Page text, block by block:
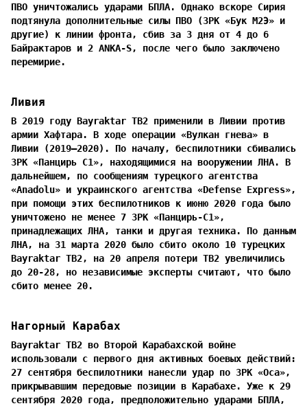
ПВО уничтожались ударами БПЛА. Однако вскоре Сирия
подтянула дополнительные силы ПВО (ЗРК «Бук М2Э» и
другие) к линии фронта, сбив за 3 дня от 4 до 6
Байрактаров и 2 ANKA-S, после чего было заключено
перемирие.
Ливия
В 2019 году Bayraktar TB2 применили в Ливии против
армии Хафтара. В ходе операции «Вулкан гнева» в
Ливии (2019—2020). По началу, беспилотники сбивались
ЗРК «Панцирь С1», находящимися на вооружении ЛНА. В
дальнейшем, по сообщениям турецкого агентства
«Anadolu» и украинского агентства «Defense Express»,
при помощи этих беспилотников к июню 2020 года было
уничтожено не менее 7 ЗРК «Панцирь-С1»,
принадлежащих ЛНА, танки и другая техника. По данным
ЛНА, на 31 марта 2020 было сбито около 10 турецких
Bayraktar TB2, на 20 апреля потери TB2 увеличились
до 20-28, но независимые эксперты считают, что было
сбито менее 20.
Нагорный Карабах
Bayraktar TB2 во Второй Карабахской войне
использовали с первого дня активных боевых действий:
27 сентября беспилотники нанесли удар по ЗРК «Оса»,
прикрывавшим передовые позиции в Карабахе. Уже к 29
сентября 2020 года, предположительно ударами БПЛА,